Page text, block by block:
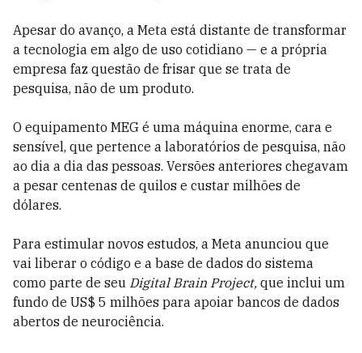
Apesar do avanço, a Meta está distante de transformar
a tecnologia em algo de uso cotidiano — e a própria
empresa faz questão de frisar que se trata de
pesquisa, não de um produto.
O equipamento MEG é uma máquina enorme, cara e
sensível, que pertence a laboratórios de pesquisa, não
ao dia a dia das pessoas. Versões anteriores chegavam
a pesar centenas de quilos e custar milhões de
dólares.
Para estimular novos estudos, a Meta anunciou que
vai liberar o código e a base de dados do sistema
como parte de seu Digital Brain Project, que inclui um
fundo de US$ 5 milhões para apoiar bancos de dados
abertos de neurociência.